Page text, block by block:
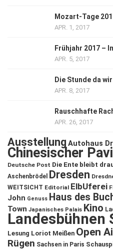
Mozart-Tage
APR. 1, 2017
Frühjahr 2017 –
APR. 5, 2017
Die Stunde da
APR. 8, 2017
Rauschhafte
APR. 26, 2017
Ausstellung Autohaus
Chinesischer
Deutsche Post Die Ente bleibt
Aschenbrödel
Dresden
WEITSICHT Editorial ElbUferei
John Genuss Haus des
Town Japanisches Palais Kino
Landesbühnen
Lesung Loriot Meißen Open
Rügen Sachsen in Paris